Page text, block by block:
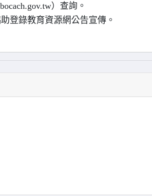
）查詢。
登錄教育資源網公告宣傳。